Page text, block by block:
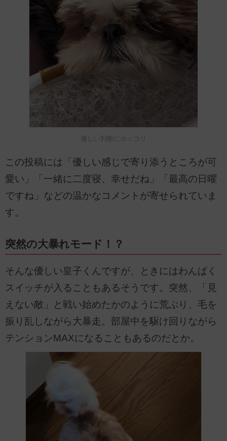
優しい判断にホッコリ
この投稿には「優しい感じで寄り添うところが可
愛い」「一緒に二度寝、幸せだね」「最高の日曜
ですね」などの温かなコメントが寄せられていま
す。
突然の大暴れモード！？
そんな優しい皇子くんですが、ときにはわんぱく
スイッチが入ることもあるそうです。突然、「見
えない敵」と戦い始めたかのように荒ぶり、毛を
振り乱しながら大暴走。部屋中を駆け回りながら
テンションMAXになることもあるのだとか。